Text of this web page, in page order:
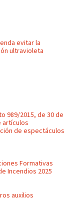
evitar la
ultravioleta
989/2015, de 30 de
artículos
de espectáculos
Formativas
Incendios 2025
auxilios